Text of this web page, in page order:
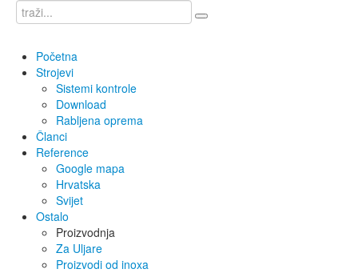
Početna
Strojevi
Sistemi kontrole
Download
Rabljena oprema
Članci
Reference
Google mapa
Hrvatska
Svijet
Ostalo
Proizvodnja
Za Uljare
Proizvodi od inoxa